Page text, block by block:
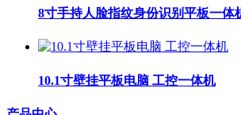
8寸手持人脸指纹身份识别平板一体
10.1寸壁挂平板电脑 工控一体机